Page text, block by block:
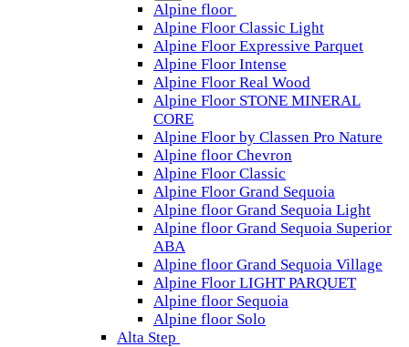
Alpine floor
Alpine Floor Classic Light
Alpine Floor Expressive Parquet
Alpine Floor Intense
Alpine Floor Real Wood
Alpine Floor STONE MINERAL
CORE
Alpine Floor by Classen Pro Nature
Alpine floor Chevron
Alpine Floor Classic
Alpine Floor Grand Sequoia
Alpine floor Grand Sequoia Light
Alpine floor Grand Sequoia Superior
ABA
Alpine floor Grand Sequoia Village
Alpine Floor LIGHT PARQUET
Alpine floor Sequoia
Alpine floor Solo
Alta Step